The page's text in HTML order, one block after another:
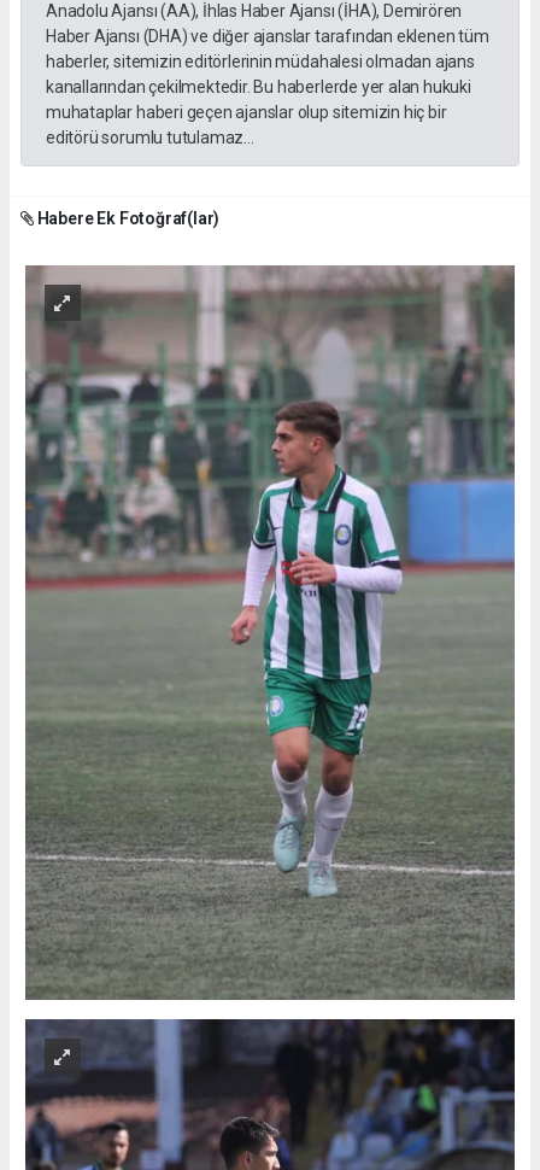
Anadolu Ajansı (AA), İhlas Haber Ajansı (İHA), Demirören
Haber Ajansı (DHA) ve diğer ajanslar tarafından eklenen tüm
haberler, sitemizin editörlerinin müdahalesi olmadan ajans
kanallarından çekilmektedir. Bu haberlerde yer alan hukuki
muhataplar haberi geçen ajanslar olup sitemizin hiç bir
editörü sorumlu tutulamaz...
Habere Ek Fotoğraf(lar)